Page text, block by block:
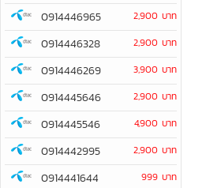
0914446965 2,900 บาท
0914446328 2,900 บาท
0914446269 3,900 บาท
0914445646 2,900 บาท
0914445546 4,900 บาท
0914442995 2,900 บาท
0914441644 999 บาท